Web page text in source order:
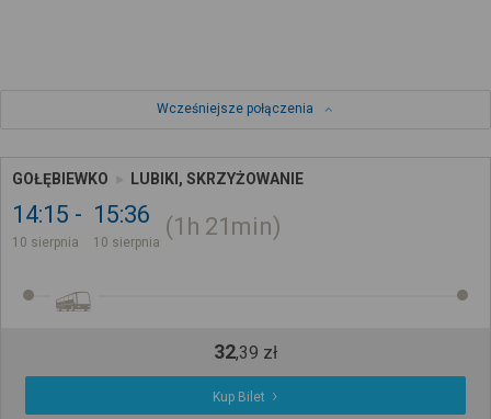
Wcześniejsze połączenia
GOŁĘBIEWKO LUBIKI, SKRZYŻOWANIE
14:15
10 sierpnia
15:36
10 sierpnia
1h 21min
32,39 zł
Kup Bilet